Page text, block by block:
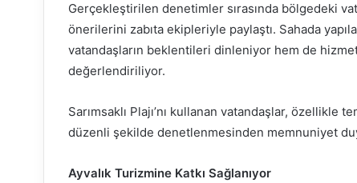
Gerçekleştirilen denetimler sırasında bölgedeki
önerilerini zabıta ekipleriyle paylaştı. Sahada
vatandaşların beklentileri dinleniyor hem de
değerlendiriliyor.
Sarımsaklı Plajı’nı kullanan vatandaşlar, özellikle
düzenli şekilde denetlenmesinden memnuniyet
Ayvalık Turizmine Katkı Sağlanıyor